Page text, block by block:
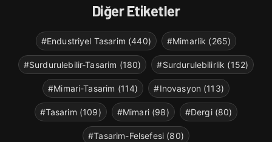
Diğer Etiketler
#Endustriyel Tasarim (440) #Mimarlik (265)
#Surdurulebilir-Tasarim (180) #Surdurulebilirlik (152)
#Mimari-Tasarim (114) #Inovasyon (113)
#Tasarim (109) #Mimari (98) #Dergi (80)
#Tasarim-Felsefesi (80)